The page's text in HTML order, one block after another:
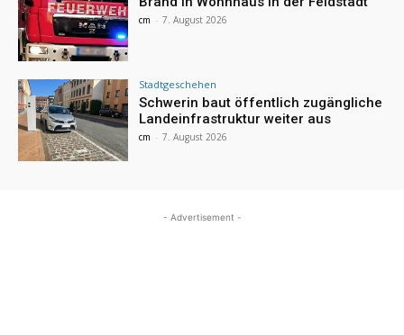
cm - 7. August 2026
Stadtgeschehen
Schwerin baut öffentlich zugängliche
Landeinfrastruktur weiter aus
cm - 7. August 2026
- Advertisement -